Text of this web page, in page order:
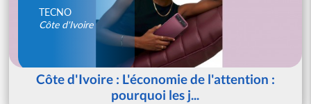
TECNO
Côte d'Ivoire
Côte d'Ivoire : L'économie de l'attention :
pourquoi les j...